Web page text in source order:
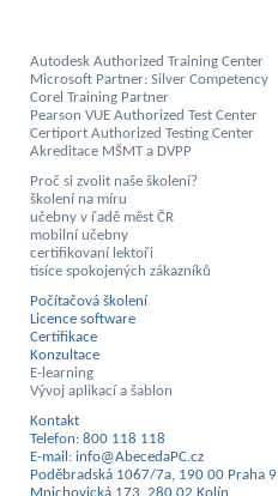
Autodesk Authorized Training Center
Microsoft Partner: Silver Competency
Corel Training Partner
Pearson VUE Authorized Test Center
Certiport Authorized Testing Center
Akreditace MŠMT a DVPP
Proč si zvolit naše školení?
školení na míru
učebny v řadě měst ČR
mobilní učebny
certifikovaní lektoři
tisíce spokojených zákazníků
Počítačová školení
Licence software
Certifikace
Konzultace
E-learning
Vývoj aplikací a šablon
Kontakt
Telefon: 800 118 118
E-mail: info@AbecedaPC.cz
Poděbradská 1067/7a, 190 00 Praha 9